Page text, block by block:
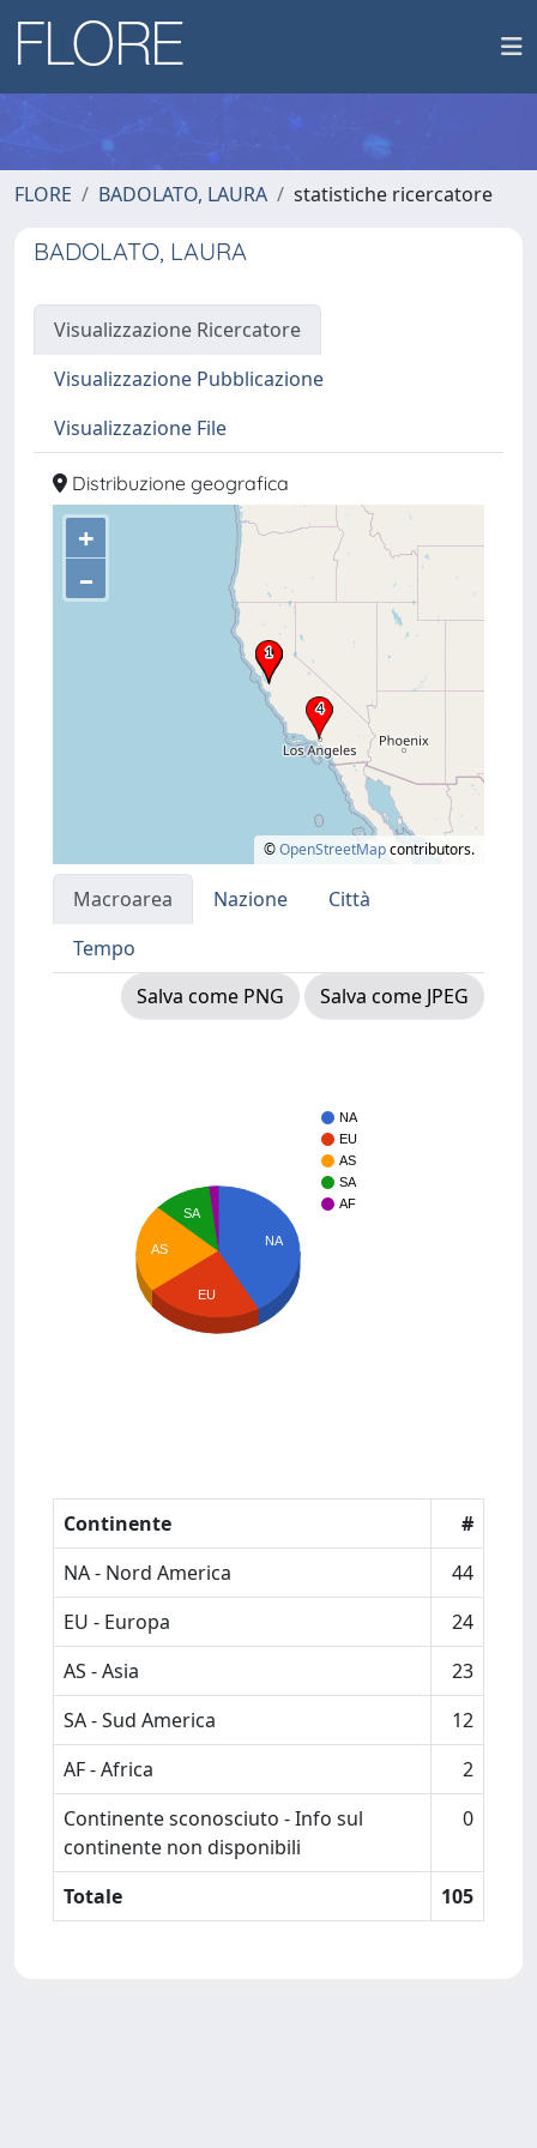
FLORE BADOLATO, LAURA statistiche ricercatore
BADOLATO, LAURA
Visualizzazione Ricercatore
Visualizzazione Pubblicazione
Visualizzazione File
Distribuzione geografica
+
–
©OpenStreetMapcontributors.
Macroarea Nazione
Città
Tempo
Salva come PNG
Salva come JPEG
NA
EU
AS
SA
AF
NA
SA
AS
EU
Continente
#
NA - Nord America
44
EU - Europa
24
AS - Asia
23
SA - Sud America
12
AF - Africa
2
Continente sconosciuto - Info sul
continente non disponibili
0
Totale 105